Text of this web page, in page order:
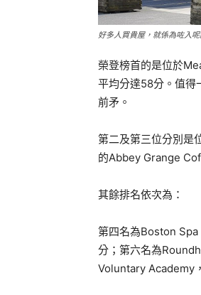
好多人買貴屋，就係為咗入
榮登榜首的是位於
平均分達58分。值
前矛。
第二及第三位分別
的Abbey Grange
其餘排名依次為：
第四名為Boston
分；第六名為
Voluntary Academy